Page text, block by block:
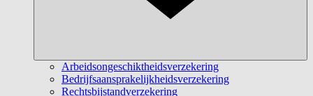
Arbeidsongeschiktheidsverzekering
Bedrijfsaansprakelijkheidsverzekering
Rechtsbijstandverzekering